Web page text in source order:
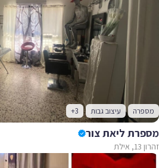
מספרה עיצוב גבות +3
מספרת ליאת צור
זהרון 13, אילת